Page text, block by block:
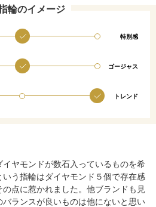
輪のイメージ
特別感
ゴージャス
トレンド
ヤモンドが数石入っているものを希
う指輪はダイヤモンド５個で存在感
点に惹かれました。他ブランドも見
ランスが良いものは他にないと思い